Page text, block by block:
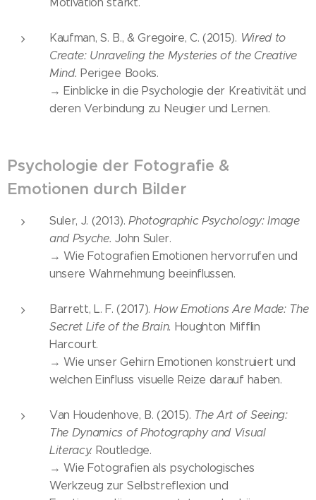
Kaufman, S. B., & Gregoire, C. (2015). Wired to
Create: Unraveling the Mysteries of the Creative
Mind. Perigee Books.
→ Einblicke in die Psychologie der Kreativität und
deren Verbindung zu Neugier und Lernen.
Psychologie der Fotografie &
Emotionen durch Bilder
Suler, J. (2013).Photographic Psychology: Image
and Psyche. John Suler.
→ Wie Fotografien Emotionen hervorrufen und
unsere Wahrnehmung beeinflussen.
Barrett, L. F. (2017). How Emotions Are Made: The
Secret Life of the Brain. Houghton Mifflin
Harcourt.
→ Wie unser Gehirn Emotionen konstruiert und
welchen Einfluss visuelle Reize darauf haben.
Van Houdenhove, B. (2015). The Art of Seeing:
The Dynamics of Photography and Visual
Literacy. Routledge.
→ Wie Fotografien als psychologisches
Werkzeug zur Selbstreflexion und